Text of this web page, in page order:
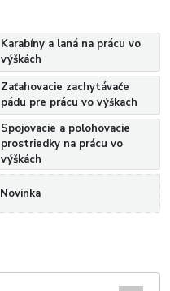
Karabíny a laná na prácu vo
výškách
Zaťahovacie zachytávače
pádu pre prácu vo výškach
Spojovacie a polohovacie
prostriedky na prácu vo
výškách
Novinka